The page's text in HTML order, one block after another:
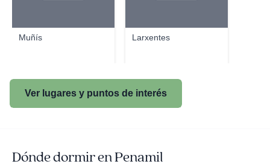
Muñís Larxentes
Ver lugares y puntos de interés
Dónde dormir en Penamil